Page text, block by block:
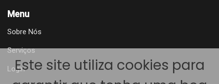
Este site utiliza cookies para
Menu
Sobre Nós
Serviços
Login